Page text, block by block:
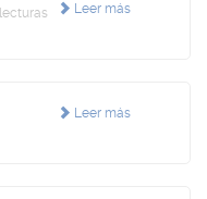
Leer más
Leer más